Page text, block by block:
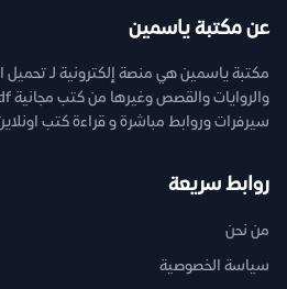
عن مكتبة ياسمين
مكتبة ياسمين هي منصة إلكترونية لـ تحميل
سيرفرات وروابط مباشرة و قراءة كتب
روابط سريعة
من نحن
سياسة الخصوصية